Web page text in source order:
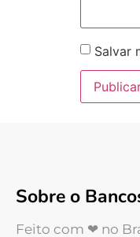
Salvar
Sobre o
Feito com ❤ no